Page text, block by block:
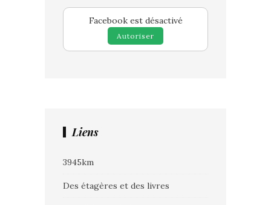
Facebook est désactivé
Autoriser
Liens
3945km
Des étagères et des livres